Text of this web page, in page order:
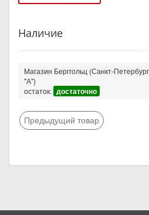
Наличие
Магазин Берггольц (Санкт-
"А")
остаток: достаточно
Предыдущий товар